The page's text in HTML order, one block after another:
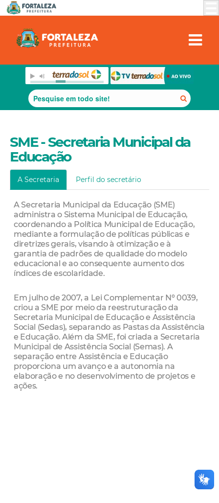
SME - Secretaria Municipal da
Educação
A Secretaria Perfil do secretário
A Secretaria Municipal da Educação (SME)
administra o Sistema Municipal de Educação,
coordenando a Política Municipal de Educação,
mediante a formulação de políticas públicas e
diretrizes gerais, visando à otimização e à
garantia de padrões de qualidade do modelo
educacional e ao consequente aumento dos
índices de escolaridade.
Em julho de 2007, a Lei Complementar Nº 0039,
criou a SME por meio da reestruturação da
Secretaria Municipal de Educação e Assistência
Social (Sedas), separando as Pastas da Assistência
e Educação. Além da SME, foi criada a Secretaria
Municipal de Assistência Social (Semas). A
separação entre Assistência e Educação
proporciona um avanço e a autonomia na
elaboração e no desenvolvimento de projetos e
ações.